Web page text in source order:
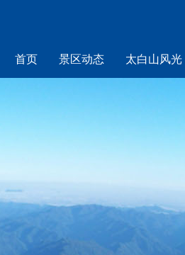
首页 景区动态 太白山风光